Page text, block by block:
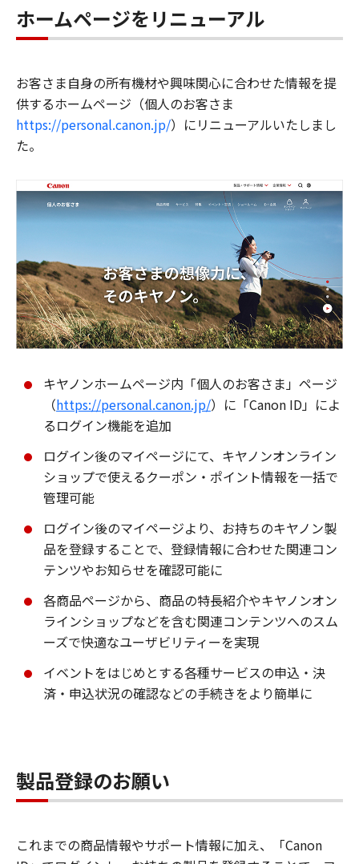
ホームページをリニューアル
お客さま自身の所有機材や興味関心に合わせた情報を提
供するホームページ（個人のお客さま
https://personal.canon.jp/）にリニューアルいたしまし
た。
キヤノンホームページ内「個人のお客さま」ページ
（https://personal.canon.jp/）に「Canon ID」によ
るログイン機能を追加
ログイン後のマイページにて、キヤノンオンライン
ショップで使えるクーポン・ポイント情報を一括で
管理可能
ログイン後のマイページより、お持ちのキヤノン製
品を登録することで、登録情報に合わせた関連コン
テンツやお知らせを確認可能に
各商品ページから、商品の特長紹介やキヤノンオン
ラインショップなどを含む関連コンテンツへのスム
ーズで快適なユーザビリティーを実現
イベントをはじめとする各種サービスの申込・決
済・申込状況の確認などの手続きをより簡単に
製品登録のお願い
これまでの商品情報やサポート情報に加え、「Canon